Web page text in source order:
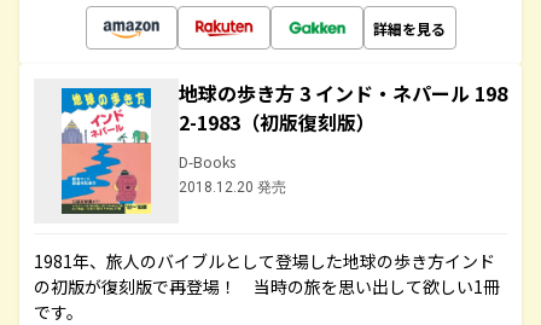
詳細を見る
地球の歩き方 3 インド・ネパール 198
2-1983（初版復刻版）
D-Books
2018.12.20 発売
1981年、旅人のバイブルとして登場した地球の歩き方インド
の初版が復刻版で再登場！ 当時の旅を思い出して欲しい1冊
です。